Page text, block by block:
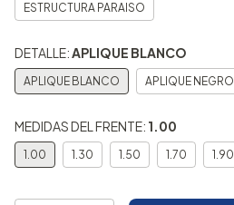
ESTRUCTURA PARAISO
DETALLE:APLIQUE BLANCO
APLIQUE BLANCO APLIQUE NEGRO
MEDIDAS DEL FRENTE: 1.00
1.00 1.30 1.50 1.70 1.90